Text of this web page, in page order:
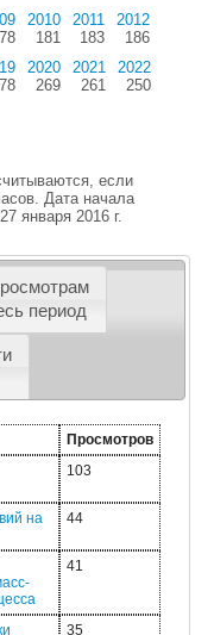
2010
181
2011
183
2012
186
2020
269
2021
261
2022
250
если
Дата начала
января 2016 г.
период
Просмотров
103
на
44
41
35